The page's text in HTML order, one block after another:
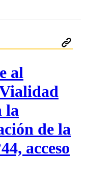
al
la
de la
acceso